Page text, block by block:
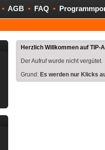
• AGB • FAQ •
Herzlich Willkommen auf TIP-
Der Aufruf wurde nicht vergütet.
Grund: Es werden nur Klicks